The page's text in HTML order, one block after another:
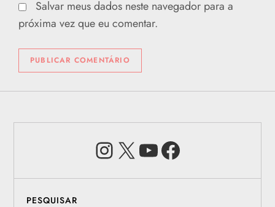
Salvar meus dados neste navegador para a
próxima vez que eu comentar.
Instagram
X Youtube
PESQUISAR